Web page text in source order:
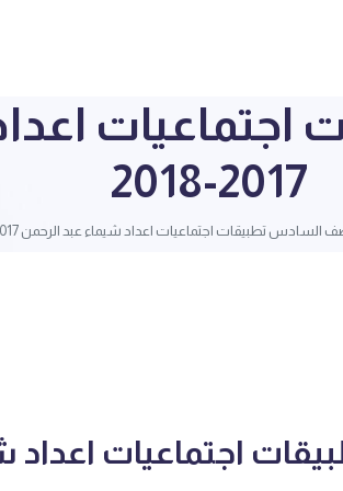
2017-2018
السادس تطبيقات اجتماعيات اعداد شيماء عبد الرحمن 2017-2018
اجتماعيات اعداد